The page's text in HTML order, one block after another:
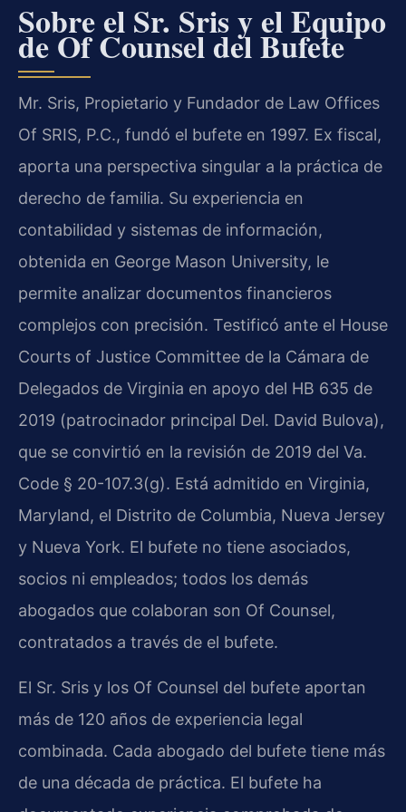
Sobre el Sr. Sris y el Equipo
de Of Counsel del Bufete
Mr. Sris, Propietario y Fundador de Law Offices
Of SRIS, P.C., fundó el bufete en 1997. Ex fiscal,
aporta una perspectiva singular a la práctica de
derecho de familia. Su experiencia en
contabilidad y sistemas de información,
obtenida en George Mason University, le
permite analizar documentos financieros
complejos con precisión. Testificó ante el House
Courts of Justice Committee de la Cámara de
Delegados de Virginia en apoyo del HB 635 de
2019 (patrocinador principal Del. David Bulova),
que se convirtió en la revisión de 2019 del Va.
Code § 20-107.3(g). Está admitido en Virginia,
Maryland, el Distrito de Columbia, Nueva Jersey
y Nueva York. El bufete no tiene asociados,
socios ni empleados; todos los demás
abogados que colaboran son Of Counsel,
contratados a través de el bufete.
El Sr. Sris y los Of Counsel del bufete aportan
más de 120 años de experiencia legal
combinada. Cada abogado del bufete tiene más
de una década de práctica. El bufete ha